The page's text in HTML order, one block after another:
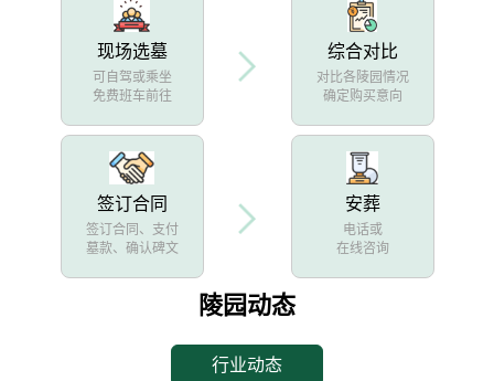
现场选墓
可自驾或乘坐
免费班车前往
综合对比
对比各陵园情况
确定购买意向
签订合同
签订合同、支付
墓款、确认碑文
安葬
电话或
在线咨询
陵园动态
行业动态